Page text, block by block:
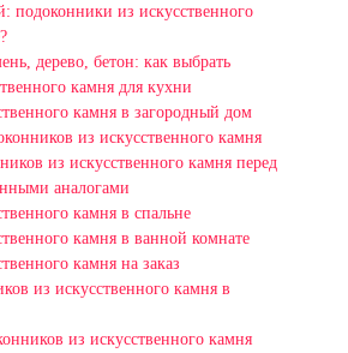
подоконники из искусственного
дерево, бетон: как выбрать
камня для кухни
камня в загородный дом
из искусственного камня
из искусственного камня перед
аналогами
камня в спальне
камня в ванной комнате
камня на заказ
из искусственного камня в
из искусственного камня